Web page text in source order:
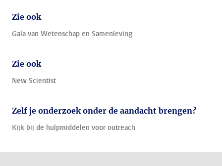
Zie ook
Gala van Wetenschap en Samenleving
Zie ook
New Scientist
Zelf je onderzoek onder de aandacht brengen?
Kijk bij de hulpmiddelen voor outreach